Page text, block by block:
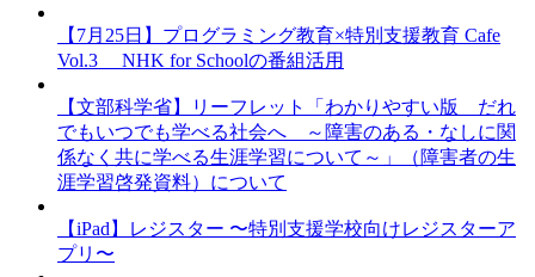
【7月25日】プログラミング教育×特別支援教育 Cafe
Vol.3 NHK for Schoolの番組活用
【文部科学省】リーフレット「わかりやすい版 だれ
でもいつでも学べる社会へ ～障害のある・なしに関
係なく共に学べる生涯学習について～」（障害者の生
涯学習啓発資料）について
【iPad】レジスター 〜特別支援学校向けレジスターア
プリ〜